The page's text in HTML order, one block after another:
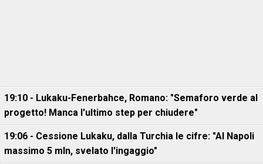
19:10 - Lukaku-Fenerbahce, Romano: "Semaforo verde al
progetto! Manca l'ultimo step per chiudere"
19:06 - Cessione Lukaku, dalla Turchia le cifre: "Al Napoli
massimo 5 mln, svelato l'ingaggio"